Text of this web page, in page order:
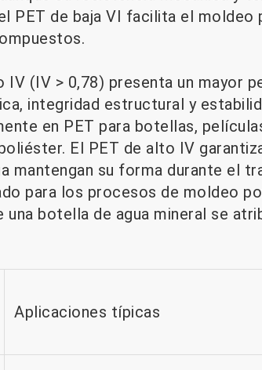
PET de baja VI facilita el moldeo
IV (IV > 0,78) presenta un mayor
integridad estructural y
en PET para botellas,
El PET de alto IV
mantengan su forma durante el
para los procesos de moldeo
una botella de agua mineral se
Aplicaciones típicas